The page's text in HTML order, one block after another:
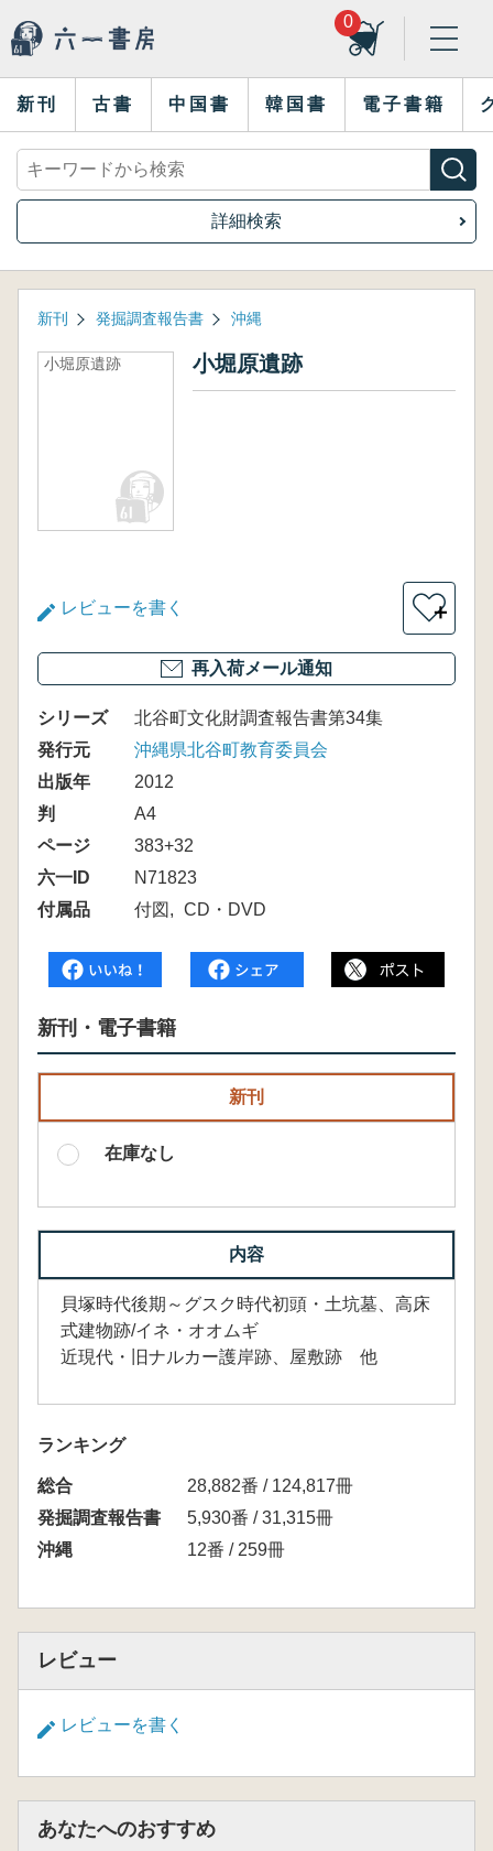
0
新刊 古書 中国書 韓国書 電子書籍
詳細検索
新刊 発掘調査報告書 沖縄
小堀原遺跡 小堀原遺跡
レビューを書く ＋
再入荷メール通知
シリーズ
北谷町文化財調査報告書第34集
発行元
沖縄県北谷町教育委員会
出版年
2012
判
A4
ページ
383+32
六一ID
N71823
付属品
付図 CD・DVD
新刊・電子書籍
新刊
在庫なし
内容
貝塚時代後期～グスク時代初頭・土坑墓、高床
式建物跡/イネ・オオムギ
近現代・旧ナルカー護岸跡、屋敷跡 他
ランキング
総合
28,882番 / 124,817冊
発掘調査報告書
5,930番 / 31,315冊
沖縄
12番 / 259冊
レビュー
レビューを書く
あなたへのおすすめ